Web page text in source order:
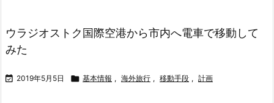
ウラジオストク国際空港から市内へ電車で移動して
みた
 2019年5月5日  基本情報 , 海外旅行 , 移動手段 , 計画